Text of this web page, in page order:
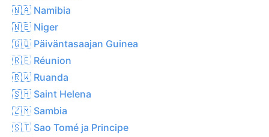
🇳🇦 Namibia
🇳🇪 Niger
🇬🇶 Päiväntasaajan Guinea
🇷🇪 Réunion
🇷🇼 Ruanda
🇸🇭 Saint Helena
🇿🇲 Sambia
🇸🇹 Sao Tomé ja Principe